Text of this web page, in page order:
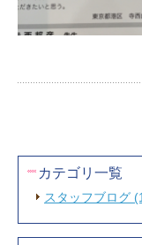
カテゴリ一覧
スタッフブログ